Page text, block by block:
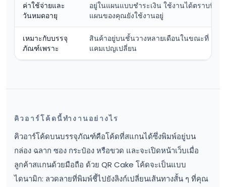
ค่าใช้จ่ายและ
วันหมดอายุ
อยู่ในแผนแบบชำระเงิน ใช้งานได้ตราบที่
แผนของคุณยังใช้งานอยู่
เหมาะกับบรรจุ
ภัณฑ์เพราะ
สินค้าอยู่บนชั้นวางหลายเดือนในขณะที่
แคมเปญเปลี่ยน
คิวอาร์โค้ดนี้ทำงานอย่างไร
คิวอาร์โค้ดบนบรรจุภัณฑ์คือโค้ดที่สแกนได้ซึ่งพิมพ์อยู่บน
กล่อง ฉลาก ซอง กระป๋อง หรือขวด และจะเปิดหน้าเว็บเมื่อ
ลูกค้าสแกนด้วยมือถือ ด้วย QR Cake โค้ดจะเป็นแบบ
ไดนามิก: ลวดลายที่พิมพ์ชี้ไปยังลิงก์เปลี่ยนเส้นทางสั้น ๆ ที่คุณ